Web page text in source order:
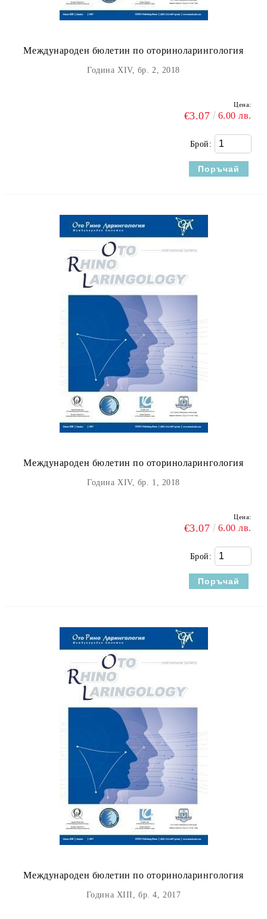
Международен бюлетин по оториноларингология
Година XIV, бр. 2, 2018
Цена:
€3.07 6.00 лв.
Брой:
Международен бюлетин по оториноларингология
Година XIV, бр. 1, 2018
Цена:
€3.07 6.00 лв.
Брой:
Международен бюлетин по оториноларингология
Година XIII, бр. 4, 2017